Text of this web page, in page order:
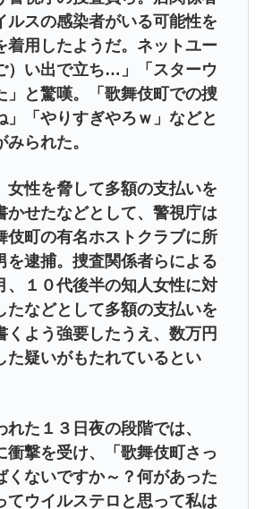
ルスの感染者がいる可能性を
着用したようだ。ネットユー
）い出で立ち…」「スターウ
」と驚嘆。「歌舞伎町での捜
」「やりすぎやろｗ」などと
られた。
性を脅して多額の支払いを
かせたなどとして、警視庁は
伎町の有名ホストクラブに所
を逮捕。捜査関係者らによる
、１０代後半の知人女性に対
たなどとして多額の支払いを
くよう強要したうえ、数万円
た疑いがもたれているとい
た１３日夜の段階では、
衝撃を受け、「歌舞伎町さっ
くないですか～？何があった
てウイルステロと思って私は